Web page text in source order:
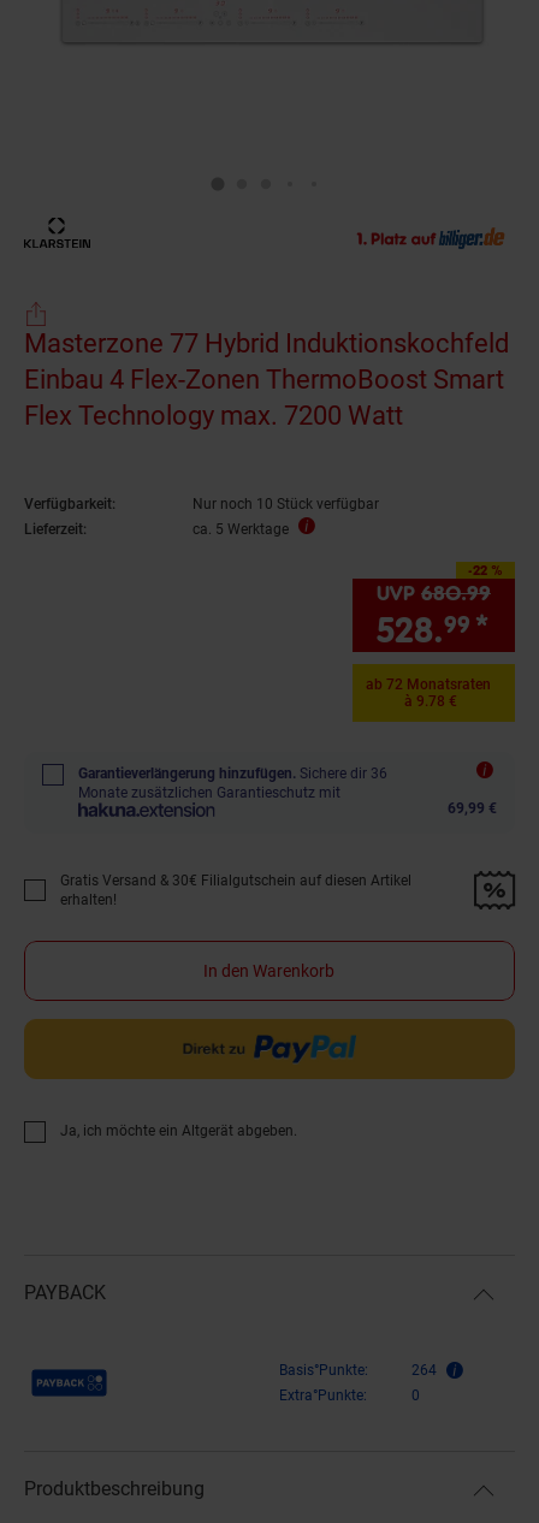
Masterzone 77 Hybrid Induktionskochfeld
Einbau 4 Flex-Zonen ThermoBoost Smart
Flex Technology max. 7200 Watt
Verfügbarkeit:
Nur noch 10 Stück verfügbar
Lieferzeit:
ca. 5 Werktage
-22 %
Sie Sparen 22 Prozent,
UVP 680.99
528.99 *
ab 72 Monatsraten
à 9.78 €
Garantieverlängerung hinzufügen. Sichere dir 36
Monate zusätzlichen Garantieschutz mit
69,99 €
Promotion "Gratis Versand &amp; 30€ Filialgutschein auf diesen Artikel
Gratis Versand & 30€ Filialgutschein auf diesen Artikel
erhalten!
In den Warenkorb
Ja, ich möchte ein Altgerät abgeben.
PAYBACK
Payback Punkte Basis°Punkte:
264
Extra°Punkte:
0
Produktbeschreibung